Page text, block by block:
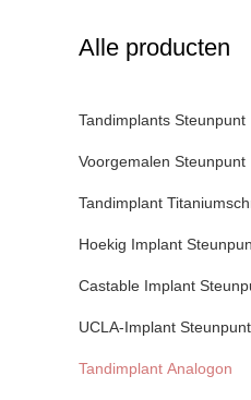
Alle producten
Tandimplants Steunpunt
Voorgemalen Steunpunt
Tandimplant
Hoekig Implant
Castable Implant
UCLA-Implant Steunpunt
Tandimplant Analogon